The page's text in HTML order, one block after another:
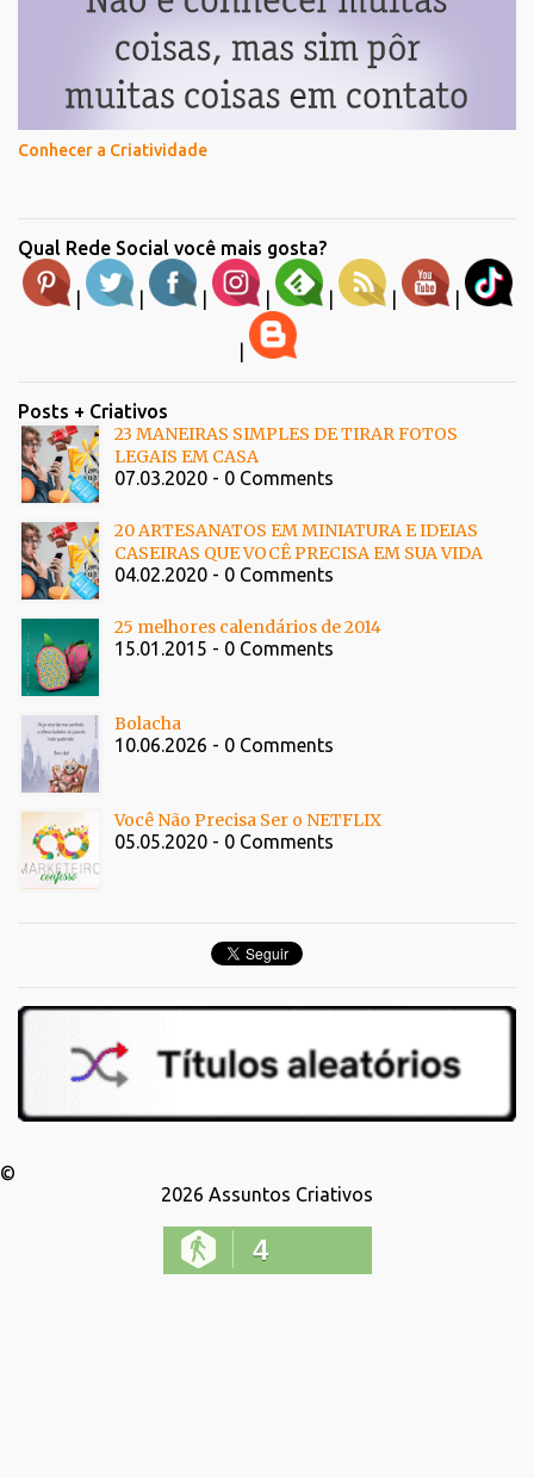
Conhecer a Criatividade
Qual Rede Social você mais gosta?
| | | | | | |
Posts + Criativos
23 MANEIRAS SIMPLES DE TIRAR FOTOS
LEGAIS EM CASA
07.03.2020 - 0 Comments
20 ARTESANATOS EM MINIATURA E IDEIAS
CASEIRAS QUE VOCÊ PRECISA EM SUA VIDA
04.02.2020 - 0 Comments
25 melhores calendários de 2014
15.01.2015 - 0 Comments
Bolacha
10.06.2026 - 0 Comments
Você Não Precisa Ser o NETFLIX
05.05.2020 - 0 Comments
©
2026 Assuntos Criativos
4